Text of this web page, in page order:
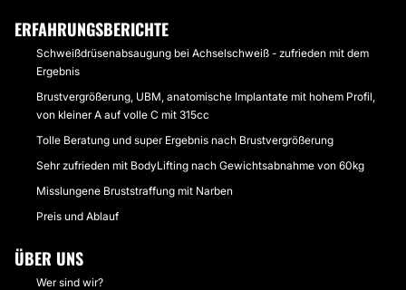
ERFAHRUNGSBERICHTE
Schweißdrüsenabsaugung bei Achselschweiß - zufrieden mit dem
Ergebnis
Brustvergrößerung, UBM, anatomische Implantate mit hohem Profil,
von kleiner A auf volle C mit 315cc
Tolle Beratung und super Ergebnis nach Brustvergrößerung
Sehr zufrieden mit BodyLifting nach Gewichtsabnahme von 60kg
Misslungene Bruststraffung mit Narben
Preis und Ablauf
ÜBER UNS
Wer sind wir?